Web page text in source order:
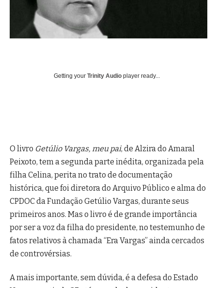
Getting your Trinity Audio player ready...
O livro Getúlio Vargas, meu pai, de Alzira do Amaral
Peixoto, tem a segunda parte inédita, organizada pela
filha Celina, perita no trato de documentação
histórica, que foi diretora do Arquivo Público e alma do
CPDOC da Fundação Getúlio Vargas, durante seus
primeiros anos. Mas o livro é de grande importância
por ser a voz da filha do presidente, no testemunho de
fatos relativos à chamada “Era Vargas” ainda cercados
de controvérsias.
A mais importante, sem dúvida, é a defesa do Estado